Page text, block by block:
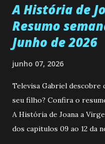
A História de
Resumo
Junho de 2026
junho 07, 2026
Televisa Gabriel descobre
seu filho? Confira o
A História de Joana a
dos capitulos 09 ao 12 da